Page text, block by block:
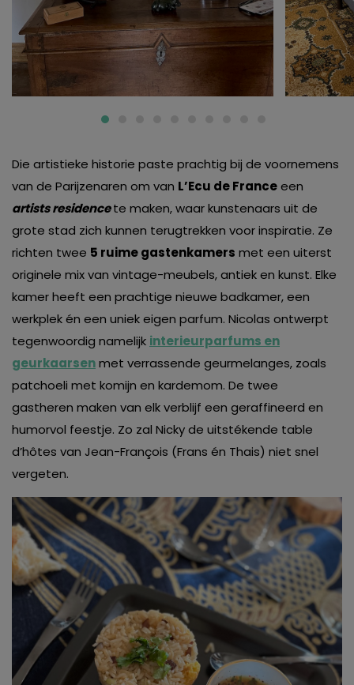
Die artistieke historie paste prachtig bij de voornemens
van de Parijzenaren om van L’Ecu de Franceeen
artists residencete maken, waar kunstenaars uit de
grote stad zich kunnen terugtrekken voor inspiratie. Ze
richten twee 5 ruime gastenkamers met een uiterst
originele mix van vintage-meubels, antiek en kunst. Elke
kamer heeft een prachtige nieuwe badkamer, een
werkplek én een uniek eigen parfum. Nicolas ontwerpt
tegenwoordig namelijk interieurparfums en
geurkaarsenmet verrassende geurmelanges, zoals
patchoeli met komijn en kardemom. De twee
gastheren maken van elk verblijf een geraffineerd en
humorvol feestje. Zo zal Nicky de uitstékende table
d’hôtes van Jean-François (Frans én Thais) niet snel
vergeten.